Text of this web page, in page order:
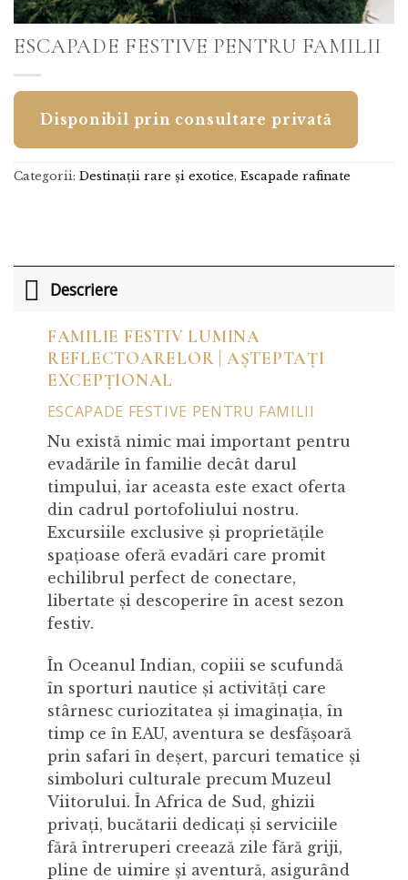
ESCAPADE FESTIVE PENTRU FAMILII
Disponibil prin consultare privată
Categorii: Destinații rare și exotice, Escapade rafinate
Descriere
FAMILIE FESTIV LUMINA
REFLECTOARELOR | AȘTEPTAȚI
EXCEPȚIONAL
ESCAPADE FESTIVE PENTRU FAMILII
Nu există nimic mai important pentru
evadările în familie decât darul
timpului, iar aceasta este exact oferta
din cadrul portofoliului nostru.
Excursiile exclusive și proprietățile
spațioase oferă evadări care promit
echilibrul perfect de conectare,
libertate și descoperire în acest sezon
festiv.
În Oceanul Indian, copiii se scufundă
în sporturi nautice și activități care
stârnesc curiozitatea și imaginația, în
timp ce în EAU, aventura se desfășoară
prin safari în deșert, parcuri tematice și
simboluri culturale precum Muzeul
Viitorului. În Africa de Sud, ghizii
privați, bucătarii dedicați și serviciile
fără întreruperi creează zile fără griji,
pline de uimire și aventură, asigurând